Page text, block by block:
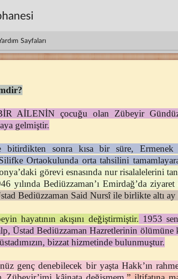
Sayfaları
AİLENİN çocuğu olan Zübeyir
gelmiştir.
sonra kısa bir süre, Ermenek
Ortaokulunda orta tahsilini
görevi esnasında nur risalalelerini
yılında Bediüzzaman’ı Emirdağ’da ziyaret
Bediüzzaman Said Nursî ile birlikte altı ay
hayatının akışını değiştirmiştir. 1953
Üstad Bediüzzaman Hazretlerinin ölümüne
bizzat hizmetinde bulunmuştur.
genç denebilecek bir yaşta Hakk’ın